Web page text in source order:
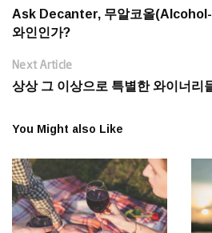
Ask Decanter, 무알코올
와인인가?
Next Article
상상 그 이상으로 특별한 와이너리
You Might also Like